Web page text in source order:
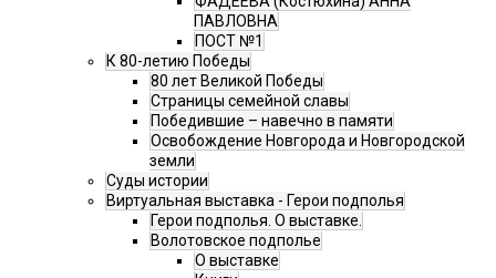
ПАВЛОВНА
ПОСТ №1
К 80-летию Победы
80 лет Великой Победы
Страницы семейной славы
Победившие – навечно в памяти
Освобождение Новгорода и Новгородской
земли
Суды истории
Виртуальная выставка - Герои подполья
Герои подполья. О выставке.
Волотовское подполье
О выставке